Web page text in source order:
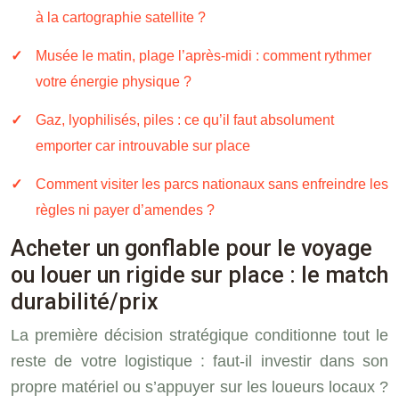
à la cartographie satellite ?
Musée le matin, plage l’après-midi : comment rythmer
votre énergie physique ?
Gaz, lyophilisés, piles : ce qu’il faut absolument
emporter car introuvable sur place
Comment visiter les parcs nationaux sans enfreindre les
règles ni payer d’amendes ?
Acheter un gonflable pour le voyage
ou louer un rigide sur place : le match
durabilité/prix
La première décision stratégique conditionne tout le
reste de votre logistique : faut-il investir dans son
propre matériel ou s’appuyer sur les loueurs locaux ?